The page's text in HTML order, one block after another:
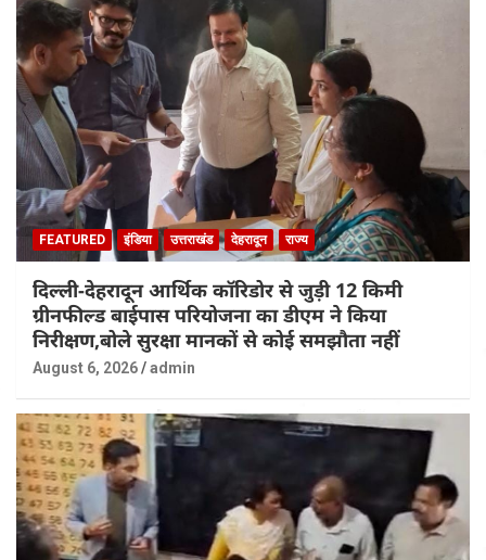
FEATURED इंडिया उत्तराखंड देहरादून राज्य
दिल्ली-देहरादून आर्थिक कॉरिडोर से जुड़ी 12 किमी
ग्रीनफील्ड बाईपास परियोजना का डीएम ने किया
निरीक्षण,बोले सुरक्षा मानकों से कोई समझौता नहीं
August 6, 2026 admin